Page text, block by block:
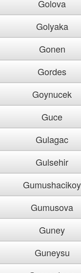
Golova
Golyaka
Gonen
Gordes
Goynucek
Guce
Gulagac
Gulsehir
Gumushacikoy
Gumusova
Guney
Guneysu